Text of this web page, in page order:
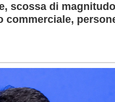
scossa di magnitudo
commerciale,